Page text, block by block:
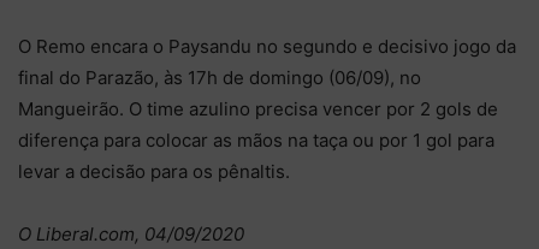
O Remo encara o Paysandu no segundo e decisivo jogo da
final do Parazão, às 17h de domingo (06/09), no
Mangueirão. O time azulino precisa vencer por 2 gols de
diferença para colocar as mãos na taça ou por 1 gol para
levar a decisão para os pênaltis.
O Liberal.com, 04/09/2020